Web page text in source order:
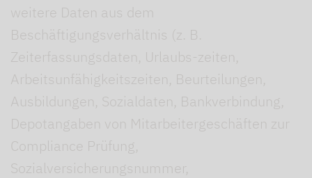
weitere Daten aus dem
Beschäftigungsverhältnis (z. B.
Zeiterfassungsdaten, Urlaubs-zeiten,
Arbeitsunfähigkeitszeiten, Beurteilungen,
Ausbildungen, Sozialdaten, Bankverbindung,
Depotangaben von Mitarbeitergeschäften zur
Compliance Prüfung,
Sozialversicherungsnummer,